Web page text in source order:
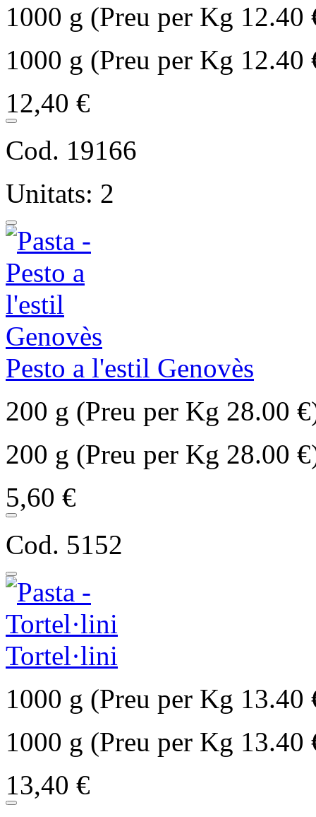
1000 g (Preu per Kg 12.40
1000 g (Preu per Kg 12.40
12,40 €
Cod. 19166
Unitats: 2
Pesto a l'estil Genovès
200 g (Preu per Kg 28.00
200 g (Preu per Kg 28.00
5,60 €
Cod. 5152
Tortel·lini
1000 g (Preu per Kg 13.40
1000 g (Preu per Kg 13.40
13,40 €